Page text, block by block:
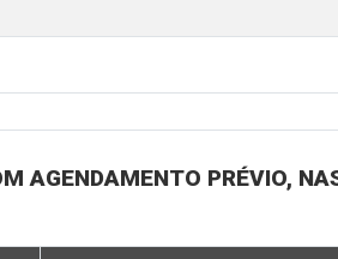
AGENDAMENTO PRÉVIO,